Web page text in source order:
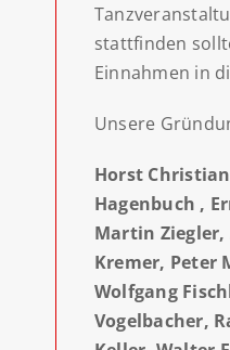
stattfinden
Einnahmen in
Unsere
Horst
Hagenbuch ,
Martin Ziegler,
Kremer, Peter
Wolfgang
Vogelbacher,